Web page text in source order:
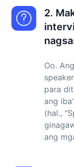
2.
Oo.
para
ang
(hal.,
ang